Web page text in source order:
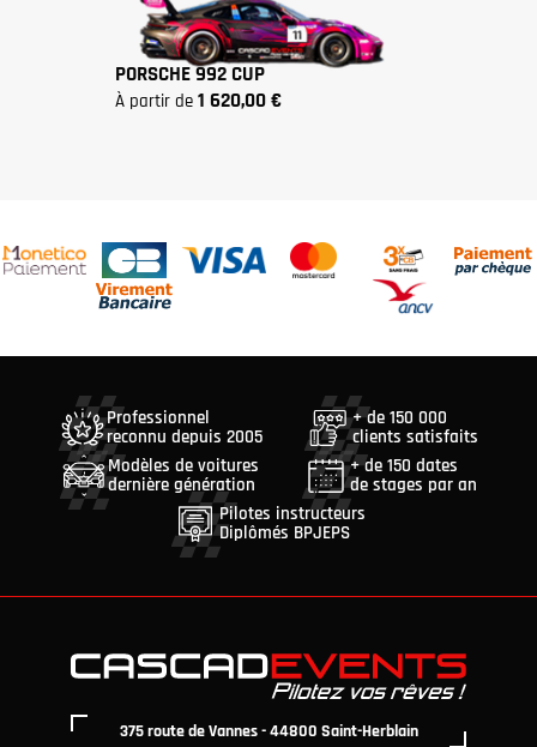
PORSCHE 992 CUP
à partir de 1 620,00 €
Professionnel
reconnu depuis 2005
+ de 150 000
clients satisfaits
Modèles de voitures
dernière génération
+ de 150 dates
de stages par an
Pilotes instructeurs
Diplômés BPJEPS
375 route de Vannes - 44800 Saint-Herblain